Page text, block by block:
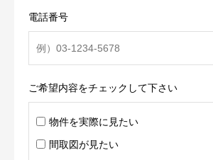
電話番号
ご希望内容をチェックして下さい
物件を実際に見たい
間取図が見たい